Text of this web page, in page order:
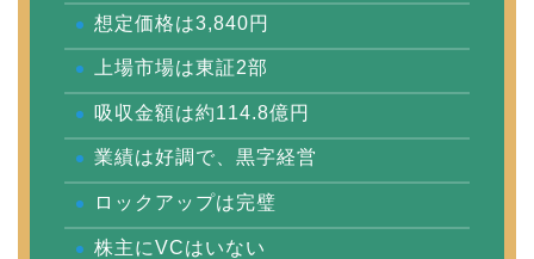
想定価格は3,840円
上場市場は東証2部
吸収金額は約114.8億円
業績は好調で、黒字経営
ロックアップは完璧
株主にVCはいない